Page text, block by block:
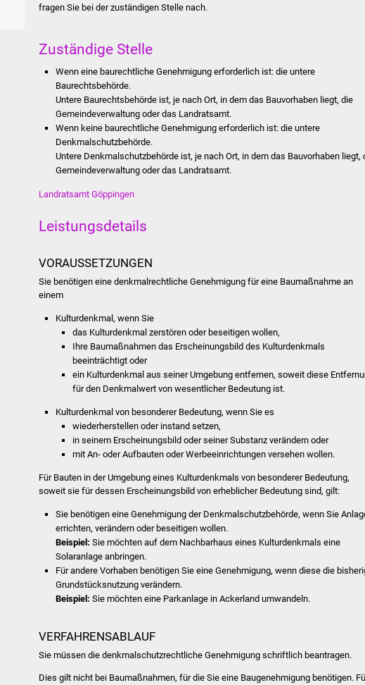
fragen Sie bei der zuständigen Stelle nach.
Zuständige Stelle
Wenn eine baurechtliche Genehmigung erforderlich ist: die untere
Baurechtsbehörde.
Untere Baurechtsbehörde ist, je nach Ort, in dem das Bauvorhaben liegt, die
Gemeindeverwaltung oder das Landratsamt.
Wenn keine baurechtliche Genehmigung erforderlich ist: die untere
Denkmalschutzbehörde.
Untere Denkmalschutzbehörde ist, je nach Ort, in dem das Bauvorhaben liegt,
Gemeindeverwaltung oder das Landratsamt.
Landratsamt Göppingen
Leistungsdetails
VORAUSSETZUNGEN
Sie benötigen eine denkmalrechtliche Genehmigung für eine Baumaßnahme an
einem
Kulturdenkmal, wenn Sie
das Kulturdenkmal zerstören oder beseitigen wollen,
Ihre Baumaßnahmen das Erscheinungsbild des Kulturdenkmals
beeinträchtigt oder
ein Kulturdenkmal aus seiner Umgebung entfernen, soweit diese
für den Denkmalwert von wesentlicher Bedeutung ist.
Kulturdenkmal von besonderer Bedeutung, wenn Sie es
wiederherstellen oder instand setzen,
in seinem Erscheinungsbild oder seiner Substanz verändern oder
mit An- oder Aufbauten oder Werbeeinrichtungen versehen wollen.
Für Bauten in der Umgebung eines Kulturdenkmals von besonderer Bedeutung,
soweit sie für dessen Erscheinungsbild von erheblicher Bedeutung sind, gilt:
Sie benötigen eine Genehmigung der Denkmalschutzbehörde, wenn Sie
errichten, verändern oder beseitigen wollen.
Beispiel: Sie möchten auf dem Nachbarhaus eines Kulturdenkmals eine
Solaranlage anbringen.
Für andere Vorhaben benötigen Sie eine Genehmigung, wenn diese die
Grundstücksnutzung verändern.
Beispiel: Sie möchten eine Parkanlage in Ackerland umwandeln.
VERFAHRENSABLAUF
Sie müssen die denkmalschutzrechtliche Genehmigung schriftlich beantragen.
Dies gilt nicht bei Baumaßnahmen, für die Sie eine Baugenehmigung benötigen.